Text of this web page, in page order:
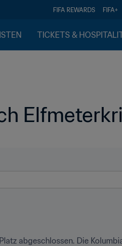
FIFA REWARDS FIFA+
TICKETS &
abgeschlossen. Die